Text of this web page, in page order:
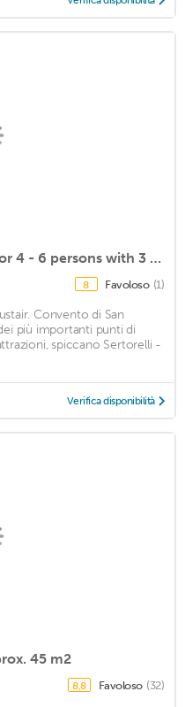
Holiday apartment Müstair for 4 - 6 persons with 3 bedrooms - Holiday apartment in a two family hous
8 Favoloso (1)
Convento di San
più importanti punti di
spiccano Sertorelli -
Verifica disponibilità
45 m2
8,8 Favoloso (32)